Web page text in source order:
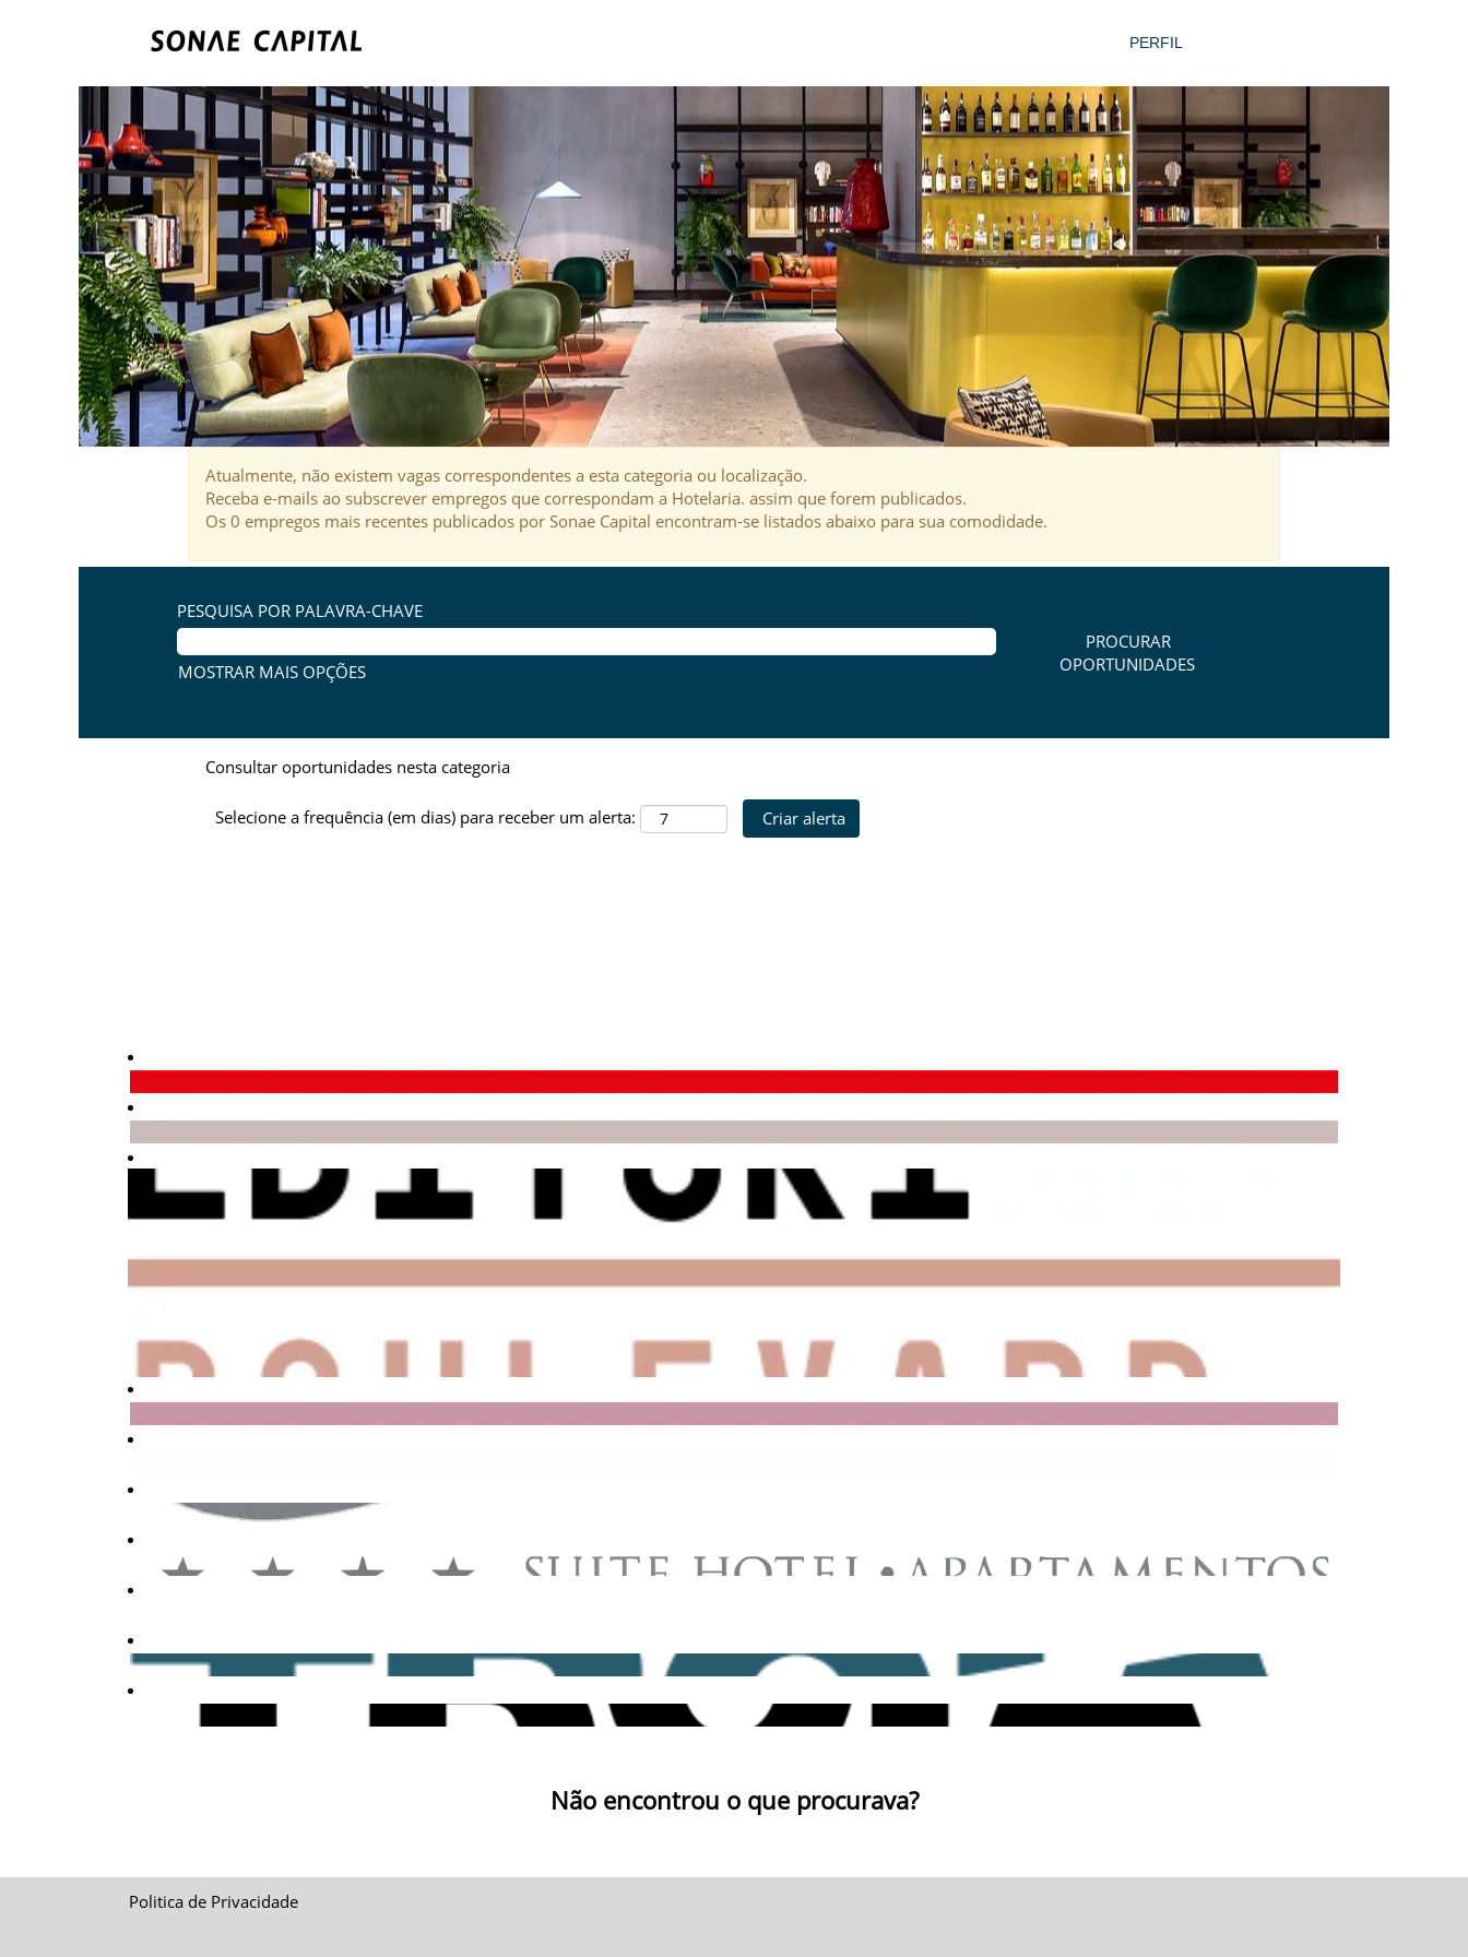
PERFIL
Atualmente, não existem vagas correspondentes a esta categoria ou localização.
Receba e-mails ao subscrever empregos que correspondam a Hotelaria. assim que forem publicados.
Os 0 empregos mais recentes publicados por Sonae Capital encontram-se listados abaixo para sua comodidade.
PESQUISA POR PALAVRA-CHAVE
MOSTRAR MAIS OPÇÕES
Consultar oportunidades nesta categoria
Selecione a frequência (em dias) para receber um alerta:
Não encontrou o que procurava?
Politica de Privacidade